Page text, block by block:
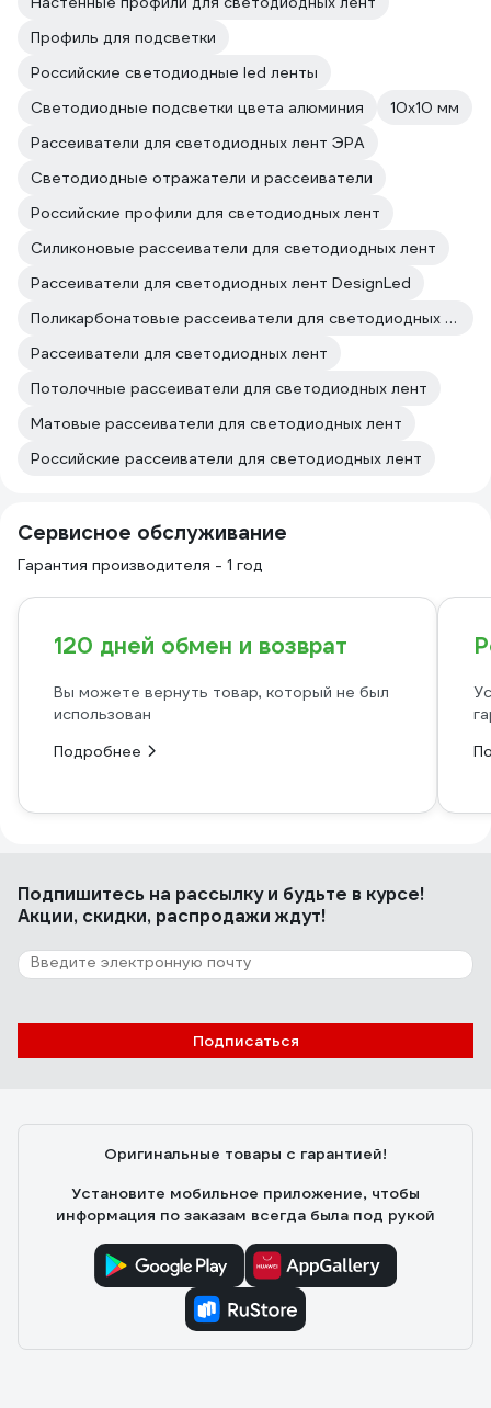
Профиль для подсветки
Российские светодиодные led ленты
Светодиодные подсветки цвета алюминия
10х10 мм
Рассеиватели для светодиодных лент ЭРА
Светодиодные отражатели и рассеиватели
Российские профили для светодиодных лент
Силиконовые рассеиватели для светодиодных лент
Рассеиватели для светодиодных лент DesignLed
Поликарбонатовые рассеиватели для светодиодных лент
Рассеиватели для светодиодных лент
Потолочные рассеиватели для светодиодных лент
Матовые рассеиватели для светодиодных лент
Российские рассеиватели для светодиодных лент
Сервисное обслуживание
Гарантия производителя - 1 год
120 дней обмен и возврат
Вы можете вернуть товар, который не был
использован
Подробнее
Подпишитесь на рассылкуи будьте в курсе!
Акции, скидки, распродажи ждут!
Подписаться
Оригинальные товары с гарантией!
Установите мобильное приложение, чтобы
информация по заказам всегда была под рукой